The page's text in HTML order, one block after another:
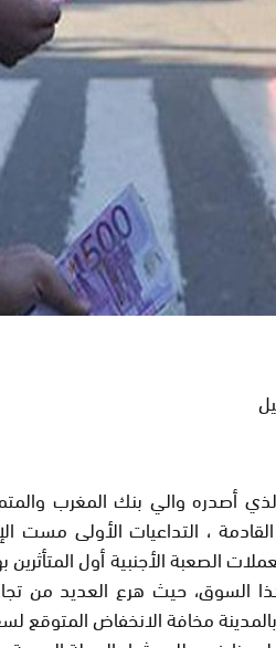
أصدره والي بنك المغرب
، التداعيات اﻷولى مست
الصعبة اﻷجنبية أول
السوق، حيث هرع العديد من
مخافة الانخفاض المتوقع